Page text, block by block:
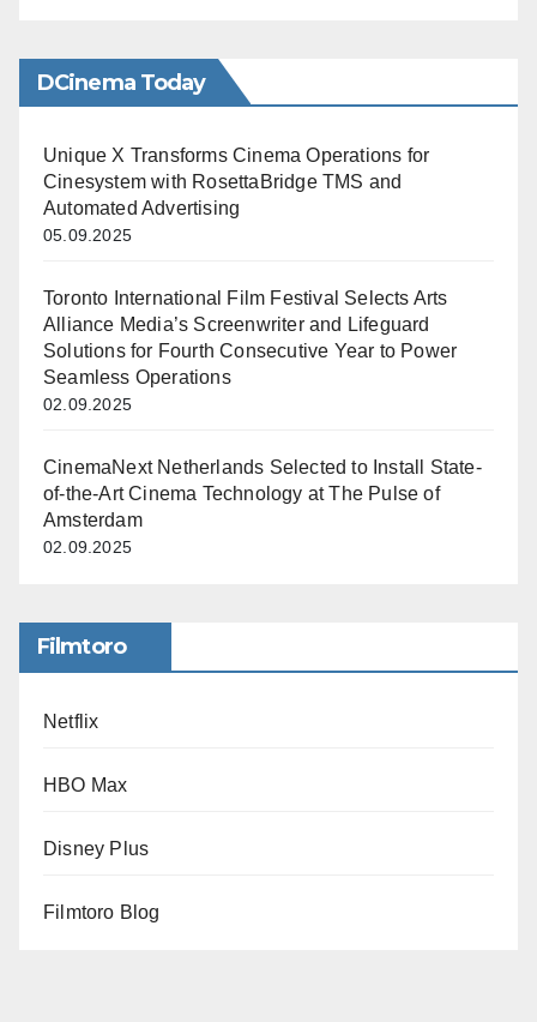
DCinema Today
Unique X Transforms Cinema Operations for
Cinesystem with RosettaBridge TMS and
Automated Advertising
05.09.2025
Toronto International Film Festival Selects Arts
Alliance Media’s Screenwriter and Lifeguard
Solutions for Fourth Consecutive Year to Power
Seamless Operations
02.09.2025
CinemaNext Netherlands Selected to Install State-
of-the-Art Cinema Technology at The Pulse of
Amsterdam
02.09.2025
Filmtoro
Netflix
HBO Max
Disney Plus
Filmtoro Blog